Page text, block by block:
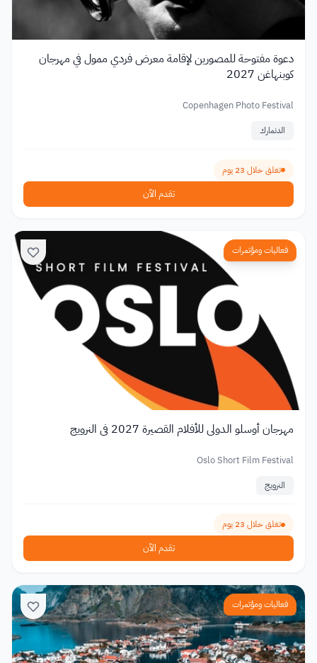
دعوة مفتوحة للمصورين لإقامة معرض فردي ممول في مهرجان
كوبنهاغن 2027
Copenhagen Photo Festival
الدنمارك
تغلق خلال 23 يوم
تقدم الآن
فعاليات ومؤتمرات
مهرجان أوسلو الدولي للأفلام القصيرة 2027 في النرويج
Oslo Short Film Festival
النرويج
تغلق خلال 23 يوم
تقدم الآن
فعاليات ومؤتمرات